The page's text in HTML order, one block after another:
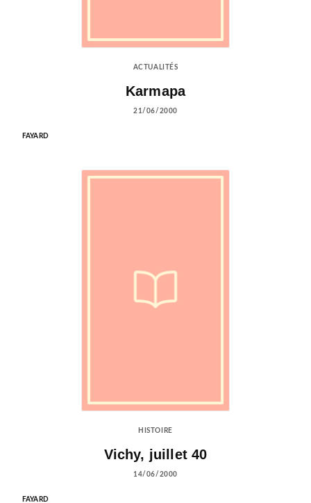
ACTUALITÉS
Karmapa
21/06/2000
FAYARD
HISTOIRE
Vichy, juillet 40
14/06/2000
FAYARD